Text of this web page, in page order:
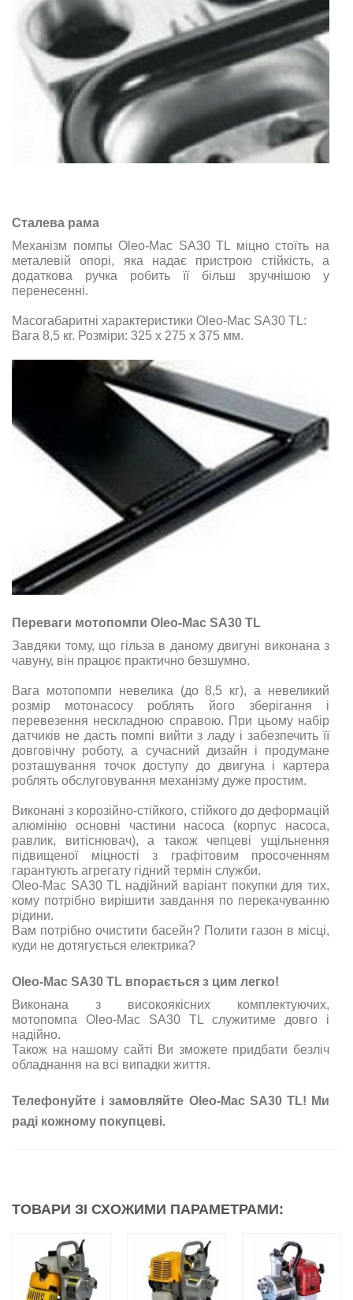
Сталева рама
Механізм помпы Oleo-Mac SА30 ТL міцно стоїть на
металевій опорі, яка надає пристрою стійкість, а
додаткова ручка робить її більш зручнішою у
перенесенні.
Масогабаритні характеристики Oleo-Mac SА30 ТL:
Вага 8,5 кг. Розміри: 325 х 275 х 375 мм.
Переваги мотопомпи Oleo-Mac SА30 ТL
Завдяки тому, що гільза в даному двигуні виконана з
чавуну, він працює практично безшумно.
Вага мотопомпи невелика (до 8,5 кг), а невеликий
розмір мотонасосу роблять його зберігання і
перевезення нескладною справою. При цьому набір
датчиків не дасть помпі вийти з ладу і забезпечить її
довговічну роботу, а сучасний дизайн і продумане
розташування точок доступу до двигуна і картера
роблять обслуговування механізму дуже простим.
Виконані з корозійно-стійкого, стійкого до деформацій
алюмінію основні частини насоса (корпус насоса,
равлик, витіснювач), а також чепцеві ущільнення
підвищеної міцності з графітовим просоченням
гарантують агрегату гідний термін служби.
Oleo-Mac SА30 ТL надійний варіант покупки для тих,
кому потрібно вирішити завдання по перекачуванню
рідини.
Вам потрібно очистити басейн? Полити газон в місці,
куди не дотягується електрика?
Oleo-Mac SА30 ТL впорається з цим легко!
Виконана з високоякісних комплектуючих,
мотопомпа Oleo-Mac SА30 ТL служитиме довго і
надійно.
Також на нашому сайті Ви зможете придбати безліч
обладнання на всі випадки життя.
Телефонуйте і замовляйте Oleo-Mac SА30 ТL! Ми
раді кожному покупцеві.
ТОВАРИ ЗІ СХОЖИМИ ПАРАМЕТРАМИ: